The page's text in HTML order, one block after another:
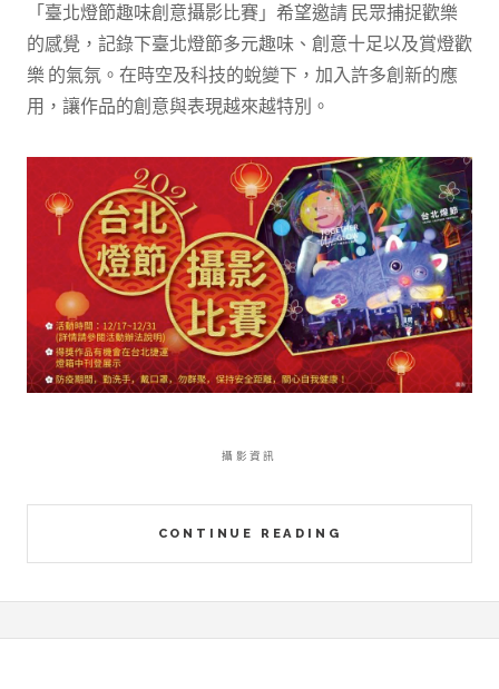
「臺北燈節趣味創意攝影比賽」希望邀請 民眾捕捉歡樂
的感覺，記錄下臺北燈節多元趣味、創意十足以及賞燈歡
樂 的氣氛。在時空及科技的蛻變下，加入許多創新的應
用，讓作品的創意與表現越來越特別。
CONTINUE READING
攝影資訊